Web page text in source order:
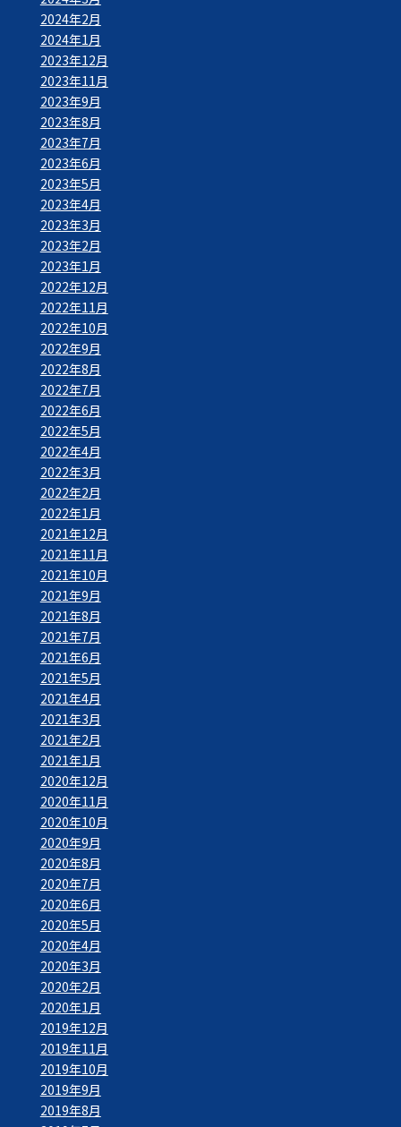
2024年2月
2024年1月
2023年12月
2023年11月
2023年9月
2023年8月
2023年7月
2023年6月
2023年5月
2023年4月
2023年3月
2023年2月
2023年1月
2022年12月
2022年11月
2022年10月
2022年9月
2022年8月
2022年7月
2022年6月
2022年5月
2022年4月
2022年3月
2022年2月
2022年1月
2021年12月
2021年11月
2021年10月
2021年9月
2021年8月
2021年7月
2021年6月
2021年5月
2021年4月
2021年3月
2021年2月
2021年1月
2020年12月
2020年11月
2020年10月
2020年9月
2020年8月
2020年7月
2020年6月
2020年5月
2020年4月
2020年3月
2020年2月
2020年1月
2019年12月
2019年11月
2019年10月
2019年9月
2019年8月